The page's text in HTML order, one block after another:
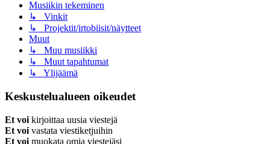
Musiikin tekeminen
↳ Vinkit
↳ Projektit/irtobiisit/näytteet
Muut
↳ Muu musiikki
↳ Muut tapahtumat
↳ Ylijäämä
Keskustelualueen oikeudet
Et voi kirjoittaa uusia viestejä
Et voi vastata viestiketjuihin
Et voi muokata omia viestejäsi